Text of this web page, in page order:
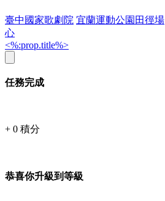
臺中國家歌劇院 宜蘭運動公園田徑場
心
<%:prop.title%>
任務完成
+ 0 積分
恭喜你升級到等級